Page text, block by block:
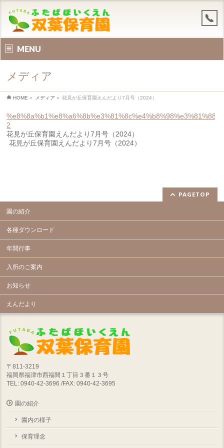
MENU
メディア
HOME » メディア » 花見が丘保育園えんだより7月号（2024）
2
花見が丘保育園えんだより7月号（2024）
花見が丘保育園えんだより7月号（2024）
PAGETOP
園の紹介
各種ダウンロード
年間行事
入所のご案内
お知らせ
えんだより
〒811-3219
福岡県福津市西福間１丁目３番１３号
TEL: 0940-42-3696 /FAX: 0940-42-3695
園の紹介
園内の様子
保育理念